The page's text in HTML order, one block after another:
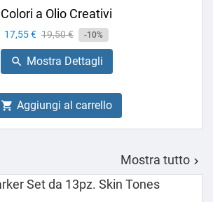
Colori a Olio Creativi
Prezzo
17,55 € Prezzo
base
19,50 € -10%
 Mostra Dettagli
 Aggiungi al carrello
Mostra tutto 